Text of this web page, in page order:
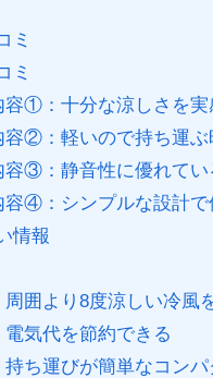
ミ
ミ
①：十分な涼しさを実
②：軽いので持ち運ぶ
③：静音性に優れてい
④：シンプルな設計で
情報
囲より8度涼しい冷風
気代を節約できる
ち運びが簡単なコンパ